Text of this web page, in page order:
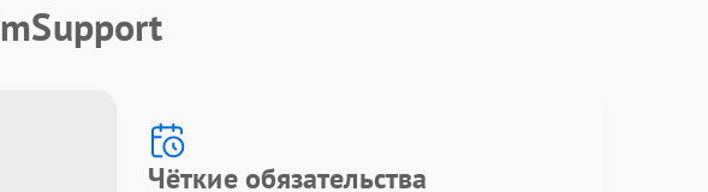
Чёткие обязательства